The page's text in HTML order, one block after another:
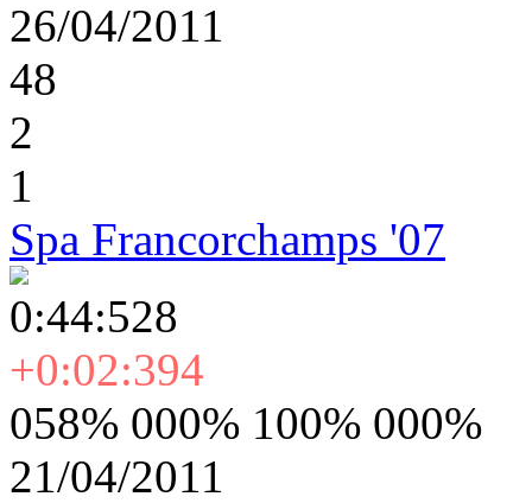
26/04/2011
48
2
1
Spa Francorchamps '07
0:44:528
+0:02:394
058% 000% 100% 000%
21/04/2011